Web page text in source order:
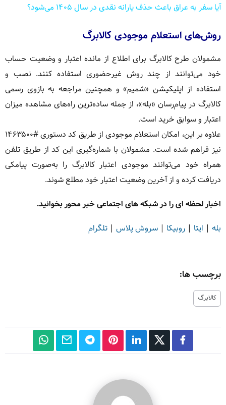
آیا سفر به عراق باعث حذف یارانه نقدی در سال ۱۴۰۵ می‌شود؟
روش‌های استعلام موجودی کالابرگ
مشمولان طرح کالابرگ برای اطلاع از مانده اعتبار و وضعیت حساب
خود می‌توانند از چند روش غیرحضوری استفاده کنند. نصب و
استفاده از اپلیکیشن «شمیم» و همچنین مراجعه به بازوی رسمی
کالابرگ در پیام‌رسان «بله»، از جمله ساده‌ترین راه‌های مشاهده میزان
اعتبار و سوابق خرید است.
علاوه بر این، امکان استعلام موجودی از طریق کد دستوری #۱۴۶۳۵۰۰
نیز فراهم شده است. مشمولان با شماره‌گیری این کد از طریق تلفن
همراه خود می‌توانند موجودی اعتبار کالابرگ را به‌صورت پیامکی
دریافت کرده و از آخرین وضعیت اعتبار خود مطلع شوند.
اخبار لحظه ای را در شبکه های اجتماعی خبر محور بخوانید.
بله | ایتا | روبیکا | سروش پلاس | تلگرام
برچسب ها:
کالابرگ